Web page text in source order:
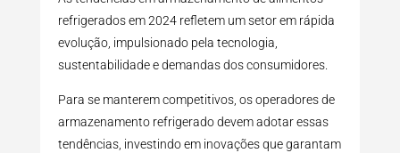
refrigerados em 2024 refletem um setor em rápida
evolução, impulsionado pela tecnologia,
sustentabilidade e demandas dos consumidores.
Para se manterem competitivos, os operadores de
armazenamento refrigerado devem adotar essas
tendências, investindo em inovações que garantam